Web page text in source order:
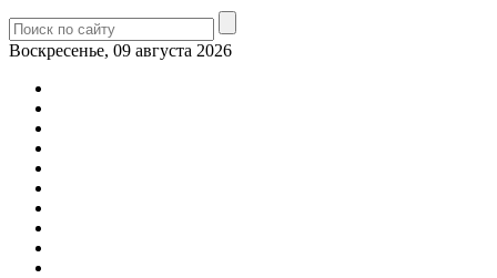
Воскресенье, 09 августа 2026